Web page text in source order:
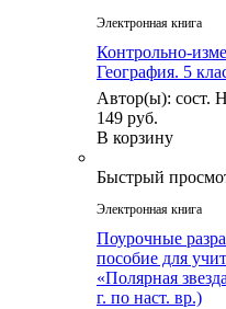
Электронная книга
Контрольно-
География. 5
Автор(ы): сост.
149 руб.
В корзину
Быстрый
Электронная книга
Поурочные
пособие для
«Полярная
г. по наст. вр.)